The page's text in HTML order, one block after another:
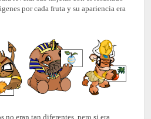
por cada fruta y su apariencia era
no eran tan diferentes, pero si era